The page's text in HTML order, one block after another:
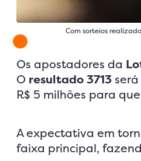
Com sorteios
Os apostadores da
O resultado 3713
R$ 5 milhões para
A expectativa em
faixa principal,